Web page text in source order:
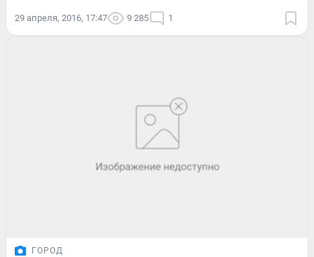
29 апреля, 2016, 17:47 9 285 1
ГОРОД